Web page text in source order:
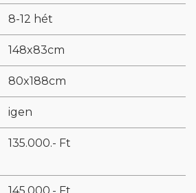
8-12 hét
148x83cm
80x188cm
igen
135.000.- Ft